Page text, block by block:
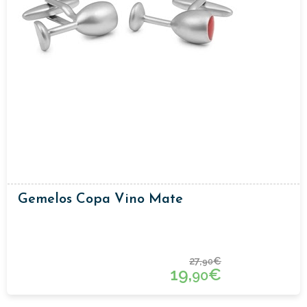
Gemelos Copa Vino Mate
27,90€
19,90€